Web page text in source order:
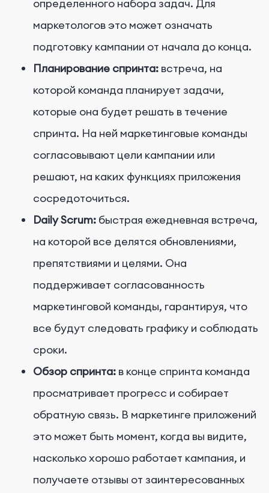
определенного набора задач. Для
маркетологов это может означать
подготовку кампании от начала до конца.
Планирование спринта: встреча, на
которой команда планирует задачи,
которые она будет решать в течение
спринта. На ней маркетинговые команды
согласовывают цели кампании или
решают, на каких функциях приложения
сосредоточиться.
Daily Scrum: быстрая ежедневная встреча,
на которой все делятся обновлениями,
препятствиями и целями. Она
поддерживает согласованность
маркетинговой команды, гарантируя, что
все будут следовать графику и соблюдать
сроки.
Обзор спринта: в конце спринта команда
просматривает прогресс и собирает
обратную связь. В маркетинге приложений
это может быть момент, когда вы видите,
насколько хорошо работает кампания, и
получаете отзывы от заинтересованных